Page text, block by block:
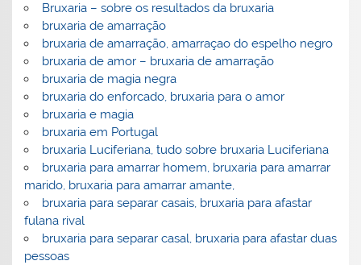
Bruxaria – sobre os resultados da bruxaria
bruxaria de amarração
bruxaria de amarração, amarraçao do espelho negro
bruxaria de amor – bruxaria de amarração
bruxaria de magia negra
bruxaria do enforcado, bruxaria para o amor
bruxaria e magia
bruxaria em Portugal
bruxaria Luciferiana, tudo sobre bruxaria Luciferiana
bruxaria para amarrar homem, bruxaria para amarrar
marido, bruxaria para amarrar amante,
bruxaria para separar casais, bruxaria para afastar
fulana rival
bruxaria para separar casal, bruxaria para afastar duas
pessoas